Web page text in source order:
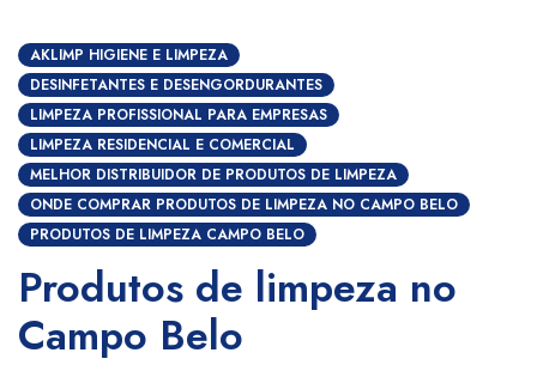
AKLIMP HIGIENE E LIMPEZA
DESINFETANTES E DESENGORDURANTES
LIMPEZA PROFISSIONAL PARA EMPRESAS
LIMPEZA RESIDENCIAL E COMERCIAL
MELHOR DISTRIBUIDOR DE PRODUTOS DE LIMPEZA
ONDE COMPRAR PRODUTOS DE LIMPEZA NO CAMPO BELO
PRODUTOS DE LIMPEZA CAMPO BELO
Produtos de limpeza no
Campo Belo